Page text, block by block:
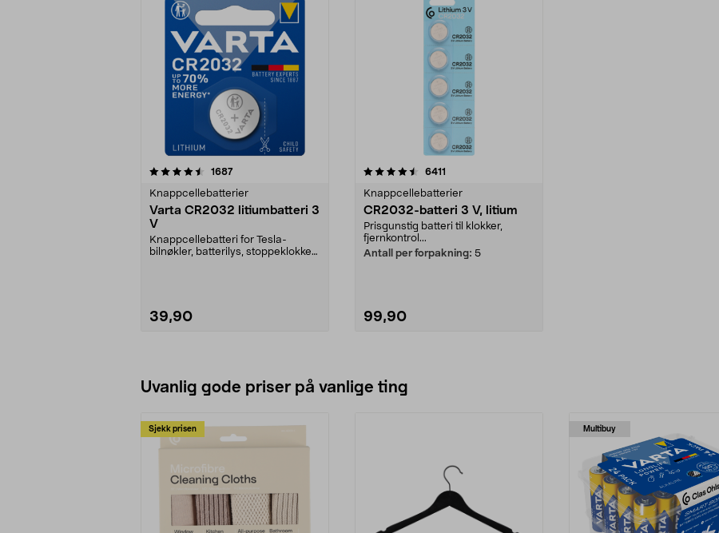
1687anmeldelser
Knappcellebatterier
Varta CR2032 litiumbatteri 3
V
Knappcellebatteri for Tesla-
bilnøkler, batterilys, stoppeklokker
39,90
4.5av 5 stjerner 6411
Knappcellebatterier
CR2032-batteri 3 V, litium
Prisgunstig batteri til klokker,
fjernkontrol...
Antall per forpakning: 5
99,90
Uvanlig gode priser på vanlige ting
Sjekk prisen Multibuy